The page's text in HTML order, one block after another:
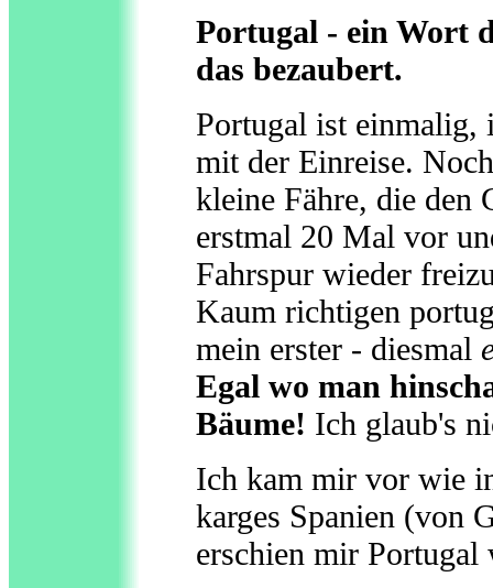
Portugal - ein Wort
das bezaubert.
Portugal ist einmalig,
mit der Einreise.
kleine Fähre, die den
erstmal 20 Mal vor
Fahrspur wieder
Kaum richtigen
mein erster - diesmal
Egal wo man
Bäume! Ich glaub's
Ich kam mir vor wie
karges Spanien (von
erschien mir Portugal